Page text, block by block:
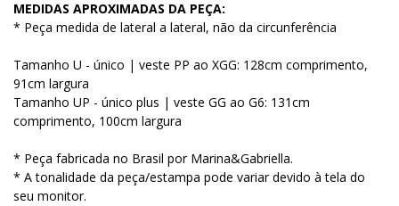
MEDIDAS APROXIMADAS DA PEÇA:
* Peça medida de lateral a lateral, não da circunferência
Tamanho U - único | veste PP ao XGG: 128cm comprimento,
91cm largura
Tamanho UP - único plus | veste GG ao G6: 131cm
comprimento, 100cm largura
* Peça fabricada no Brasil por Marina&Gabriella.
* A tonalidade da peça/estampa pode variar devido à tela do
seu monitor.